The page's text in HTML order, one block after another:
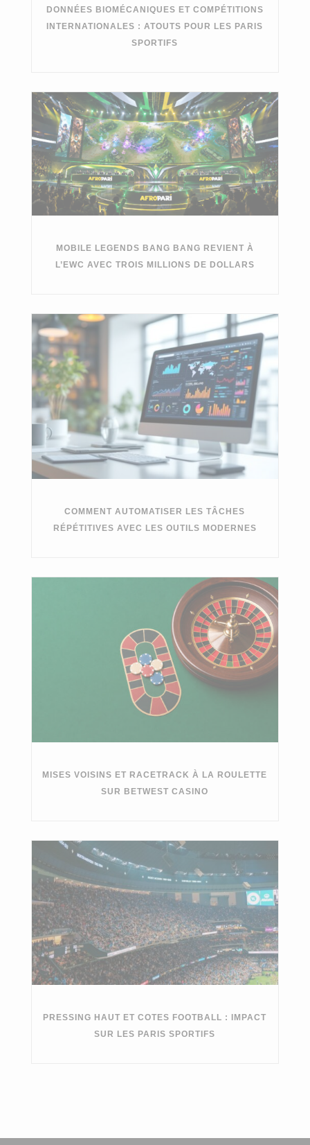
DONNÉES BIOMÉCANIQUES ET COMPÉTITIONS
INTERNATIONALES : ATOUTS POUR LES PARIS
SPORTIFS
MOBILE LEGENDS BANG BANG REVIENT À
L’EWC AVEC TROIS MILLIONS DE DOLLARS
COMMENT AUTOMATISER LES TÂCHES
RÉPÉTITIVES AVEC LES OUTILS MODERNES
MISES VOISINS ET RACETRACK À LA ROULETTE
SUR BETWEST CASINO
PRESSING HAUT ET COTES FOOTBALL : IMPACT
SUR LES PARIS SPORTIFS